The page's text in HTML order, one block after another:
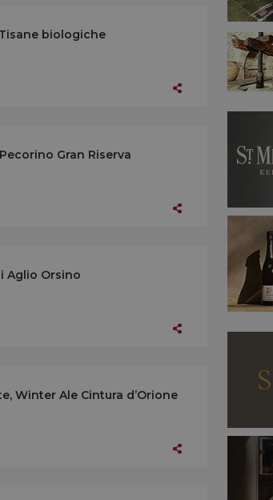
biologiche
Gran Riserva
Aglio Orsino
Winter Ale Cintura d’Orione